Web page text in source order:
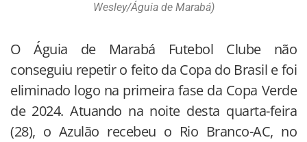
Wesley/Águia de Marabá)
O Águia de Marabá Futebol Clube não
conseguiu repetir o feito da Copa do Brasil e foi
eliminado logo na primeira fase da Copa Verde
de 2024. Atuando na noite desta quarta-feira
(28), o Azulão recebeu o Rio Branco-AC, no